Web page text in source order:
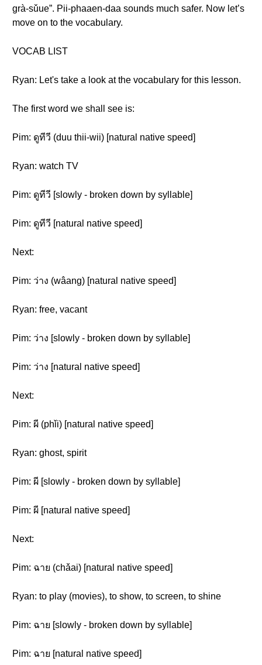
grà-sǔue”. Pii-phaaen-daa sounds much safer. Now let’s
move on to the vocabulary.
VOCAB LIST
Ryan: Let's take a look at the vocabulary for this lesson.
The first word we shall see is:
Pim: ดูทีวี (duu thii-wii) [natural native speed]
Ryan: watch TV
Pim: ดูทีวี [slowly - broken down by syllable]
Pim: ดูทีวี [natural native speed]
Next:
Pim: ว่าง (wâang) [natural native speed]
Ryan: free, vacant
Pim: ว่าง [slowly - broken down by syllable]
Pim: ว่าง [natural native speed]
Next:
Pim: ผี (phǐi) [natural native speed]
Ryan: ghost, spirit
Pim: ผี [slowly - broken down by syllable]
Pim: ผี [natural native speed]
Next:
Pim: ฉาย (chǎai) [natural native speed]
Ryan: to play (movies), to show, to screen, to shine
Pim: ฉาย [slowly - broken down by syllable]
Pim: ฉาย [natural native speed]